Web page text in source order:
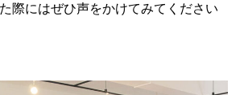
際にはぜひ声をかけてみてください